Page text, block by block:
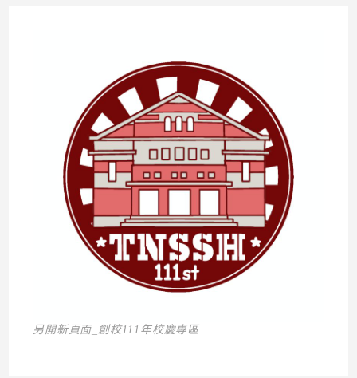
另開新頁面_創校111年校慶專區